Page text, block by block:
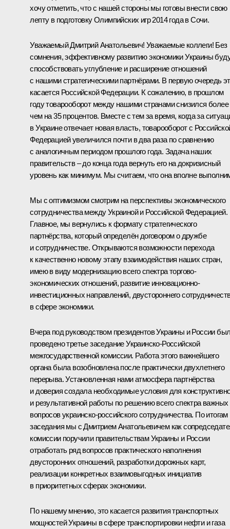
хочу отметить, что с нашей стороны мы готовы внести свою
лепту в подготовку Олимпийских игр 2014 года в Сочи.
Уважаемый Дмитрий Анатольевич! Уважаемые коллеги! Без
сомнения, эффективному развитию экономики Украины
способствовать углубление и расширение отношений
с нашими стратегическими партнёрами. В первую очередь
касается Российской Федерации. К сожалению, в прошлом
году товарооборот между нашими странами снизился более
чем на 35 процентов. Вместе с тем за время, когда за
в Украине отвечает новая власть, товарооборот с
Федерацией увеличился почти в два раза по сравнению
с аналогичным периодом прошлого года. Задача наших
правительств – до конца года вернуть его на докризисный
уровень как минимум. Мы считаем, что она вполне
Мы с оптимизмом смотрим на перспективы экономического
сотрудничества между Украиной и Российской Федерацией.
Главное, мы вернулись к формату стратегического
партнёрства, который определён договором о дружбе
и сотрудничестве. Открываются возможности перехода
к качественно новому этапу взаимодействия наших стран,
имею в виду модернизацию всего спектра торгово-
экономических отношений, развитие инновационно-
инвестиционных направлений, двустороннего
в сфере экономики.
Вчера под руководством президентов Украины и России
проведено третье заседание Украинско-Российской
межгосударственной комиссии. Работа этого важнейшего
органа была возобновлена после практически двухлетнего
перерыва. Установленная нами атмосфера партнёрства
и доверия создала необходимые условия для
и результативной работы по решению всего спектра важных
вопросов украинско-российского сотрудничества. По итогам
заседания мы с Дмитрием Анатольевичем как
комиссии поручили правительствам Украины и России
отработать ряд вопросов практического наполнения
двусторонних отношений, разработки дорожных карт,
реализации конкретных взаимовыгодных инициатив
в приоритетных сферах экономики.
По нашему мнению, это касается развития транспортных
мощностей Украины в сфере транспортировки нефти и газа